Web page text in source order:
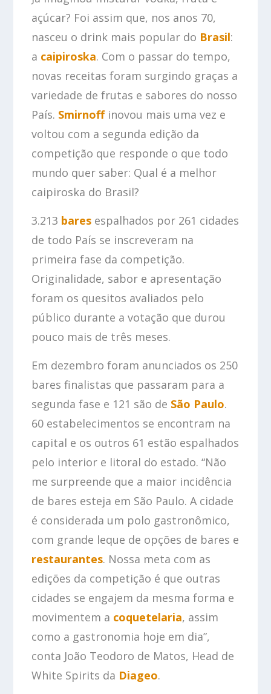
açúcar? Foi assim que, nos anos 70,
nasceu o drink mais popular do Brasil:
a caipiroska. Com o passar do tempo,
novas receitas foram surgindo graças a
variedade de frutas e sabores do nosso
País. Smirnoff inovou mais uma vez e
voltou com a segunda edição da
competição que responde o que todo
mundo quer saber: Qual é a melhor
caipiroska do Brasil?
3.213 bares espalhados por 261 cidades
de todo País se inscreveram na
primeira fase da competição.
Originalidade, sabor e apresentação
foram os quesitos avaliados pelo
público durante a votação que durou
pouco mais de três meses.
Em dezembro foram anunciados os 250
bares finalistas que passaram para a
segunda fase e 121 são de São Paulo.
60 estabelecimentos se encontram na
capital e os outros 61 estão espalhados
pelo interior e litoral do estado. “Não
me surpreende que a maior incidência
de bares esteja em São Paulo. A cidade
é considerada um polo gastronômico,
com grande leque de opções de bares e
restaurantes. Nossa meta com as
edições da competição é que outras
cidades se engajem da mesma forma e
movimentem a coquetelaria, assim
como a gastronomia hoje em dia”,
conta João Teodoro de Matos, Head de
White Spirits da Diageo.